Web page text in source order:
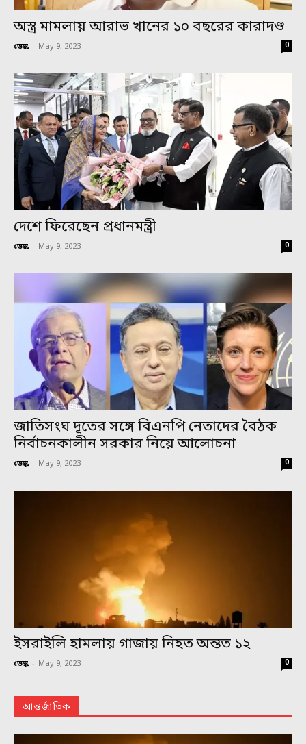
অস্ত্র মামলায় আরাভ খানের ১০ বছরের কারাদণ্ড
ডেস্ক - May 9, 2023 0
দেশে ফিরেছেন প্রধানমন্ত্রী
ডেস্ক - May 9, 2023 0
জাতিসংঘ দূতের সঙ্গে বিএনপি নেতাদের বৈঠক
নির্বাচনকালীন সরকার নিয়ে আলোচনা
ডেস্ক - May 9, 2023 0
ইসরাইলি হামলায় গাজায় নিহত অন্তত ১২
ডেস্ক - May 9, 2023 0
আন্তর্জাতিক